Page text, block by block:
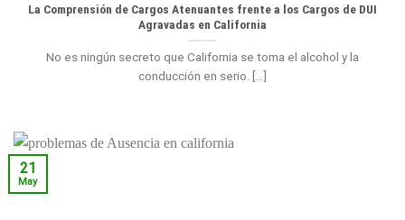
La Comprensión de Cargos Atenuantes frente a los Cargos de DUI
Agravadas en California
No es ningún secreto que California se toma el alcohol y la
conducción en serio. [...]
21
May